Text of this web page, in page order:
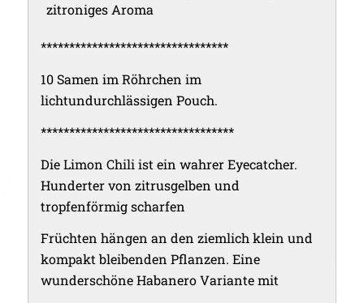
zitroniges Aroma
*********************************
10 Samen im Röhrchen im
lichtundurchlässigen Pouch.
**********************************
Die Limon Chili ist ein wahrer Eyecatcher.
Hunderter von zitrusgelben und
tropfenförmig scharfen
Früchten hängen an den ziemlich klein und
kompakt bleibenden Pflanzen. Eine
wunderschöne Habanero Variante mit